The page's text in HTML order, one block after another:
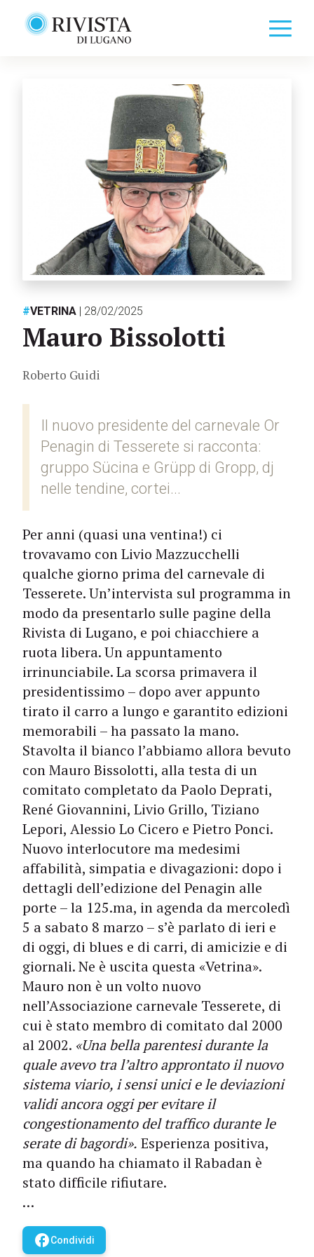
#VETRINA | 28/02/2025
Mauro Bissolotti
Roberto Guidi
Il nuovo presidente del carnevale Or
Penagin di Tesserete si racconta:
gruppo Sücina e Grüpp di Gropp, dj
nelle tendine, cortei...
Per anni (quasi una ventina!) ci
trovavamo con Livio Mazzucchelli
qualche giorno prima del carnevale di
Tesserete. Un’intervista sul programma in
modo da presentarlo sulle pagine della
Rivista di Lugano, e poi chiacchiere a
ruota libera. Un appuntamento
irrinunciabile. La scorsa primavera il
presidentissimo – dopo aver appunto
tirato il carro a lungo e garantito edizioni
memorabili – ha passato la mano.
Stavolta il bianco l’abbiamo allora bevuto
con Mauro Bissolotti, alla testa di un
comitato completato da Paolo Deprati,
René Giovannini, Livio Grillo, Tiziano
Lepori, Alessio Lo Cicero e Pietro Ponci.
Nuovo interlocutore ma medesimi
affabilità, simpatia e divagazioni: dopo i
dettagli dell’edizione del Penagin alle
porte – la 125.ma, in agenda da mercoledì
5 a sabato 8 marzo – s’è parlato di ieri e
di oggi, di blues e di carri, di amicizie e di
giornali. Ne è uscita questa «Vetrina».
Mauro non è un volto nuovo
nell’Associazione carnevale Tesserete, di
cui è stato membro di comitato dal 2000
al 2002. «Una bella parentesi durante la
quale avevo tra l’altro approntato il nuovo
sistema viario, i sensi unici e le deviazioni
validi ancora oggi per evitare il
congestionamento del traffico durante le
serate di bagordi». Esperienza positiva,
ma quando ha chiamato il Rabadan è
stato difficile rifiutare.
…
facebookCondividi